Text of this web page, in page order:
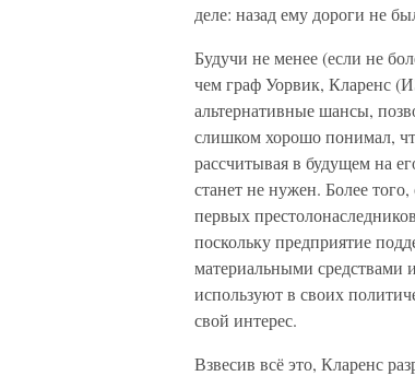
деле: назад ему дороги не
Будучи не менее (если не
чем граф Уорвик, Кларенс
альтернативные шансы,
слишком хорошо понимал,
рассчитывая в будущем на
станет не нужен. Более
первых
поскольку предприятие
материальными средствами
используют в своих
свой интерес.
Взвесив всё это, Кларенс